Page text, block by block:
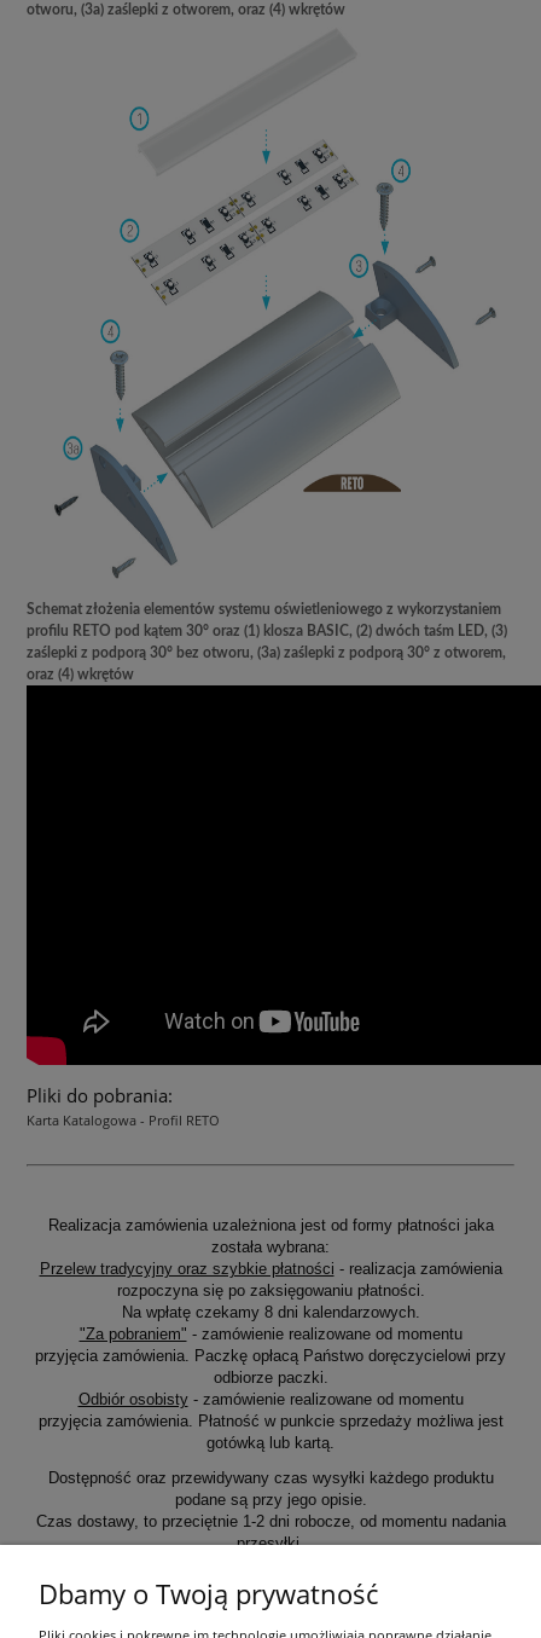
otworu, (3a) zaślepki z otworem, oraz (4) wkrętów
Schemat złożenia elementów systemu oświetleniowego z wykorzystaniem
profilu RETO pod kątem 30° oraz (1) klosza BASIC, (2) dwóch taśm LED, (3)
zaślepki z podporą 30° bez otworu, (3a) zaślepki z podporą 30° z otworem,
oraz (4) wkrętów
Pliki do pobrania:
Karta Katalogowa - Profil RETO
Realizacja zamówienia uzależniona jest od formy płatności jaka
została wybrana:
Przelew tradycyjny oraz szybkie płatności - realizacja zamówienia
rozpoczyna się po zaksięgowaniu płatności.
Na wpłatę czekamy 8 dni kalendarzowych.
"Za pobraniem" - zamówienie realizowane od momentu
przyjęcia zamówienia. Paczkę opłacą Państwo doręczycielowi przy
odbiorze paczki.
Odbiór osobisty- zamówienie realizowane od momentu
przyjęcia zamówienia. Płatność w punkcie sprzedaży możliwa jest
gotówką lub kartą.
Dostępność oraz przewidywany czas wysyłki każdego produktu
podane są przy jego opisie.
Czas dostawy, to przeciętnie 1-2 dni robocze, od momentu nadania
przesyłki.
Informacje ogólne
Dbamy o Twoją prywatność